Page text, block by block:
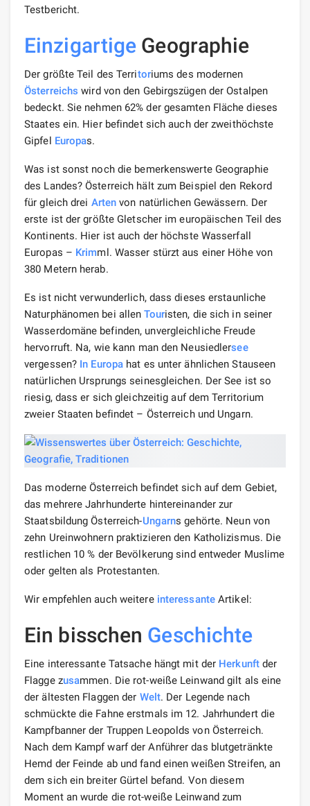
Testbericht.
Einzigartige Geographie
Der größte Teil des Territoriums des modernen
Österreichs wird von den Gebirgszügen der Ostalpen
bedeckt. Sie nehmen 62% der gesamten Fläche dieses
Staates ein. Hier befindet sich auch der zweithöchste
Gipfel Europas.
Was ist sonst noch die bemerkenswerte Geographie
des Landes? Österreich hält zum Beispiel den Rekord
für gleich drei Arten von natürlichen Gewässern. Der
erste ist der größte Gletscher im europäischen Teil des
Kontinents. Hier ist auch der höchste Wasserfall
Europas – Krimml. Wasser stürzt aus einer Höhe von
380 Metern herab.
Es ist nicht verwunderlich, dass dieses erstaunliche
Naturphänomen bei allenTouristen, die sich in seiner
Wasserdomäne befinden, unvergleichliche Freude
hervorruft. Na, wie kann man den Neusiedlersee
vergessen? In Europa hat es unter ähnlichen Stauseen
natürlichen Ursprungs seinesgleichen. Der See ist so
riesig, dass er sich gleichzeitig auf dem Territorium
zweier Staaten befindet – Österreich und Ungarn.
Das moderne Österreich befindet sich auf dem Gebiet,
das mehrere Jahrhunderte hintereinander zur
Staatsbildung Österreich-Ungarns gehörte. Neun von
zehn Ureinwohnern praktizieren den Katholizismus. Die
restlichen 10 % der Bevölkerung sind entweder Muslime
oder gelten als Protestanten.
Wir empfehlen auch weitere interessanteArtikel:
Ein bisschen Geschichte
Eine interessante Tatsache hängt mit der Herkunftder
Flagge zusammen. Die rot-weiße Leinwand gilt als eine
der ältesten Flaggen der Welt. Der Legende nach
schmückte die Fahne erstmals im 12. Jahrhundert die
Kampfbanner der Truppen Leopolds von Österreich.
Nach dem Kampf warf der Anführer das blutgetränkte
Hemd der Feinde ab und fand einen weißen Streifen, an
dem sich ein breiter Gürtel befand. Von diesem
Moment an wurde die rot-weiße Leinwand zum